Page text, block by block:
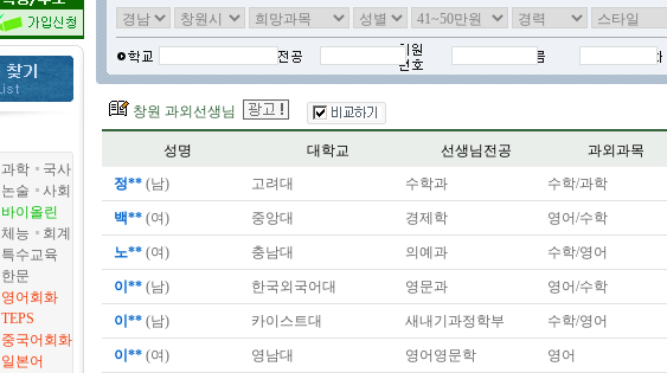
과학
국사
논술
사회
바이올린
체능
회계
특수교육
한문
영어회화
TEPS
중국어회화
일본어
창원 과외선생님
성명 대학교 선생님전공 과외과목
정** (남) 고려대 수학과 수학/과학
백** (여) 중앙대 경제학 영어/수학
노** (여) 충남대 의예과 수학/영어
이** (남) 한국외국어대 영문과 영어/수학
이** (남) 카이스트대 새내기과정학부 수학/영어
이** (여) 영남대 영어영문학 영어